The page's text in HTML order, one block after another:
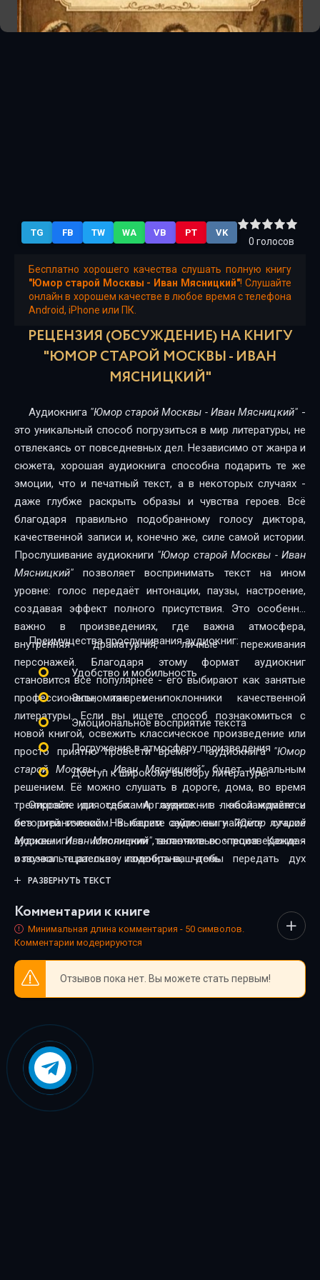
TG FB TW WA VB PT VK
0 голосов
Бесплатно хорошего качества слушать полную книгу
"Юмор старой Москвы - Иван Мясницкий"! Слушайте
онлайн в хорошем качестве в любое время с телефона
Android, iPhone или ПК.
РЕЦЕНЗИЯ (ОБСУЖДЕНИЕ) НА КНИГУ
"ЮМОР СТАРОЙ МОСКВЫ - ИВАН
МЯСНИЦКИЙ"
Аудиокнига "Юмор старой Москвы - Иван Мясницкий"-
это уникальный способ погрузиться в мир литературы, не
отвлекаясь от повседневных дел. Независимо от жанра и
сюжета, хорошая аудиокнига способна подарить те же
эмоции, что и печатный текст, а в некоторых случаях -
даже глубже раскрыть образы и чувства героев. Всё
благодаря правильно подобранному голосу диктора,
качественной записи и, конечно же, силе самой истории.
Прослушивание аудиокниги "Юмор старой Москвы - Иван
Мясницкий" позволяет воспринимать текст на ином
уровне: голос передаёт интонации, паузы, настроение,
создавая эффект полного присутствия. Это особенно
важно в произведениях, где важна атмосфера,
внутренняя драматургия, личные переживания
персонажей. Благодаря этому формат аудиокниг
становится всё популярнее - его выбирают как занятые
профессионалы, так и поклонники качественной
литературы. Если вы ищете способ познакомиться с
новой книгой, освежить классическое произведение или
просто приятно провести время - аудиокнига "Юмор
старой Москвы - Иван Мясницкий"будет идеальным
решением. Её можно слушать в дороге, дома, во время
тренировок или отдыха. А главное - в любой момент и
без ограничений. На нашем сайте вы найдёте лучшие
аудиокниги в исполнении талантливых чтецов. Каждая
озвучка тщательно подобрана, чтобы передать дух
произведения и сделать прослушивание максимально
триллеры и любовные истории - мы собрали всё, чтобы
каждый нашёл книгу по душе.
Преимущества прослушивания аудиокниг:
Удобство и мобильность
Экономия времени
Эмоциональное восприятие текста
Погружение в атмосферу произведения
Доступ к широкому выбору литературы
Откройте для себя мир аудиокниг - наслаждайтесь
историей голосом. Выберите аудиокнигу"Юмор старой
Москвы - Иван Мясницкий", включите воспроизведение -
и позвольте рассказу изменить ваш день.
РАЗВЕРНУТЬ ТЕКСТ
Комментарии к книге
Минимальная длина комментария - 50 символов.
Комментарии модерируются
Отзывов пока нет. Вы можете стать первым!